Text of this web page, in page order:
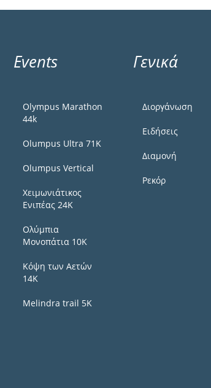
Events
Olympus Marathon
44k
Olumpus Ultra 71K
Olumpus Vertical
Χειμωνιάτικος
Ενιπέας 24Κ
Ολύμπια
Μονοπάτια 10Κ
Κόψη των Αετών
14Κ
Melindra trail 5Κ
Γενικά
Διοργάνωση
Ειδήσεις
Διαμονή
Ρεκόρ